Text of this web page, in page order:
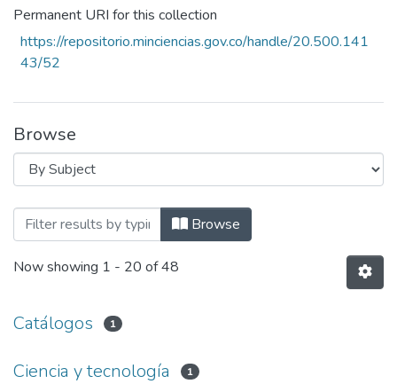
Permanent URI for this collection
https://repositorio.minciencias.gov.co/handle/20.500.141
43/52
Browse
Browsing Levantamiento de Línea de
Browse
Now showing 1 - 20 of 48
Catálogos 1
Ciencia y tecnología 1